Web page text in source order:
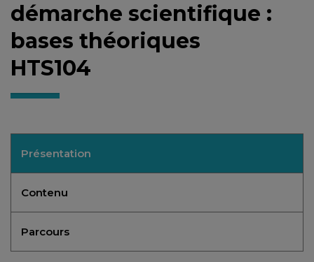
démarche scientifique :
bases théoriques
HTS104
Présentation
Contenu
Parcours